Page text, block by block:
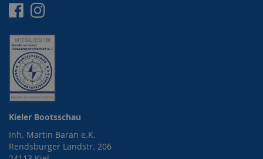
Facebook
Instagram
Kieler Bootsschau
Inh. Martin Baran e.K.
Rendsburger Landstr. 206